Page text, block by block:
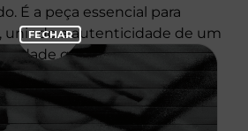
É a peça essencial para
unindo a autenticidade de um
que o streetwear